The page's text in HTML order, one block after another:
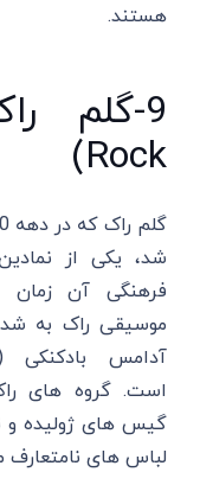
هستند.
Rock)
شد، یکی از
فرهنگی آن زمان
موسیقی راک به
است. گروه های
گیس های ژولیده و
لباس های نامتعارف